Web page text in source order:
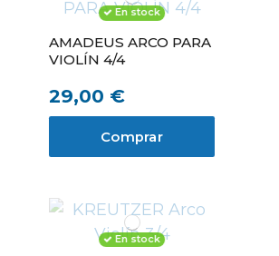
En stock
AMADEUS ARCO PARA
VIOLÍN 4/4
29,00 €
Comprar
En stock